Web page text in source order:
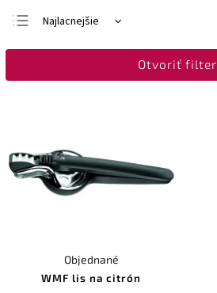
Najlacnejšie
Najdrahšie
Otvoriť filter
WMF lis na citrón
Objednané